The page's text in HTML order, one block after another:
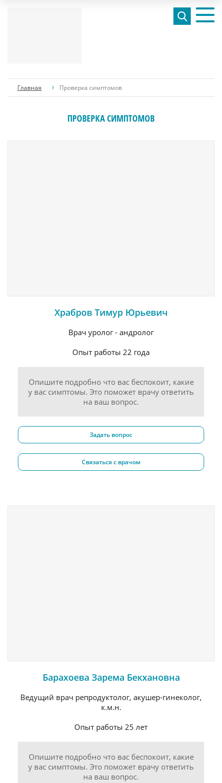
Главная Проверка симптомов
ПРОВЕРКА СИМПТОМОВ
Храбров Тимур Юрьевич
Врач уролог - андролог
Опыт работы 22 года
Опишите подробно что вас беспокоит, какие
у вас симптомы. Это поможет врачу ответить
на ваш вопрос.
Задать вопрос
Связаться с врачом
Барахоева Зарема Бекхановна
Ведущий врач репродуктолог, акушер-гинеколог,
к.м.н.
Опыт работы 25 лет
Опишите подробно что вас беспокоит, какие
у вас симптомы. Это поможет врачу ответить
на ваш вопрос.